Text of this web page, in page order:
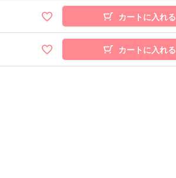
カートに入れる
カートに入れる